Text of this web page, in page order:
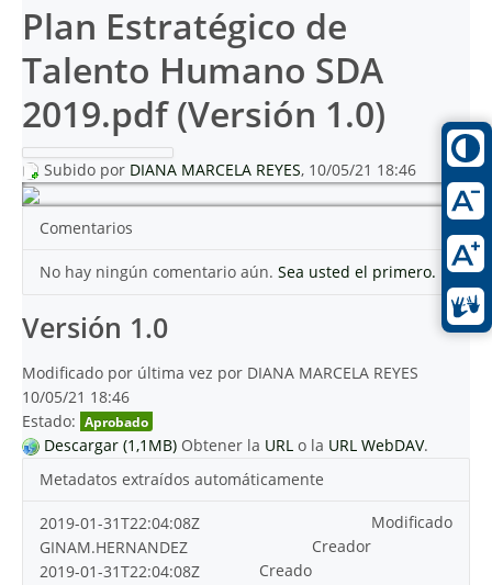
Plan Estratégico de
Talento Humano SDA
2019.pdf (Versión 1.0)
Subido por DIANA MARCELA REYES, 10/05/21 18:46
Comentarios
No hay ningún comentario aún. Sea usted el primero.
Versión 1.0
Modificado por última vez por DIANA MARCELA REYES
10/05/21 18:46
Estado: Aprobado
Descargar (1,1MB) Obtener la URL o la URL WebDAV.
Metadatos extraídos automáticamente
Modificado
2019-01-31T22:04:08Z
Creador
GINAM.HERNANDEZ
Creado
2019-01-31T22:04:08Z